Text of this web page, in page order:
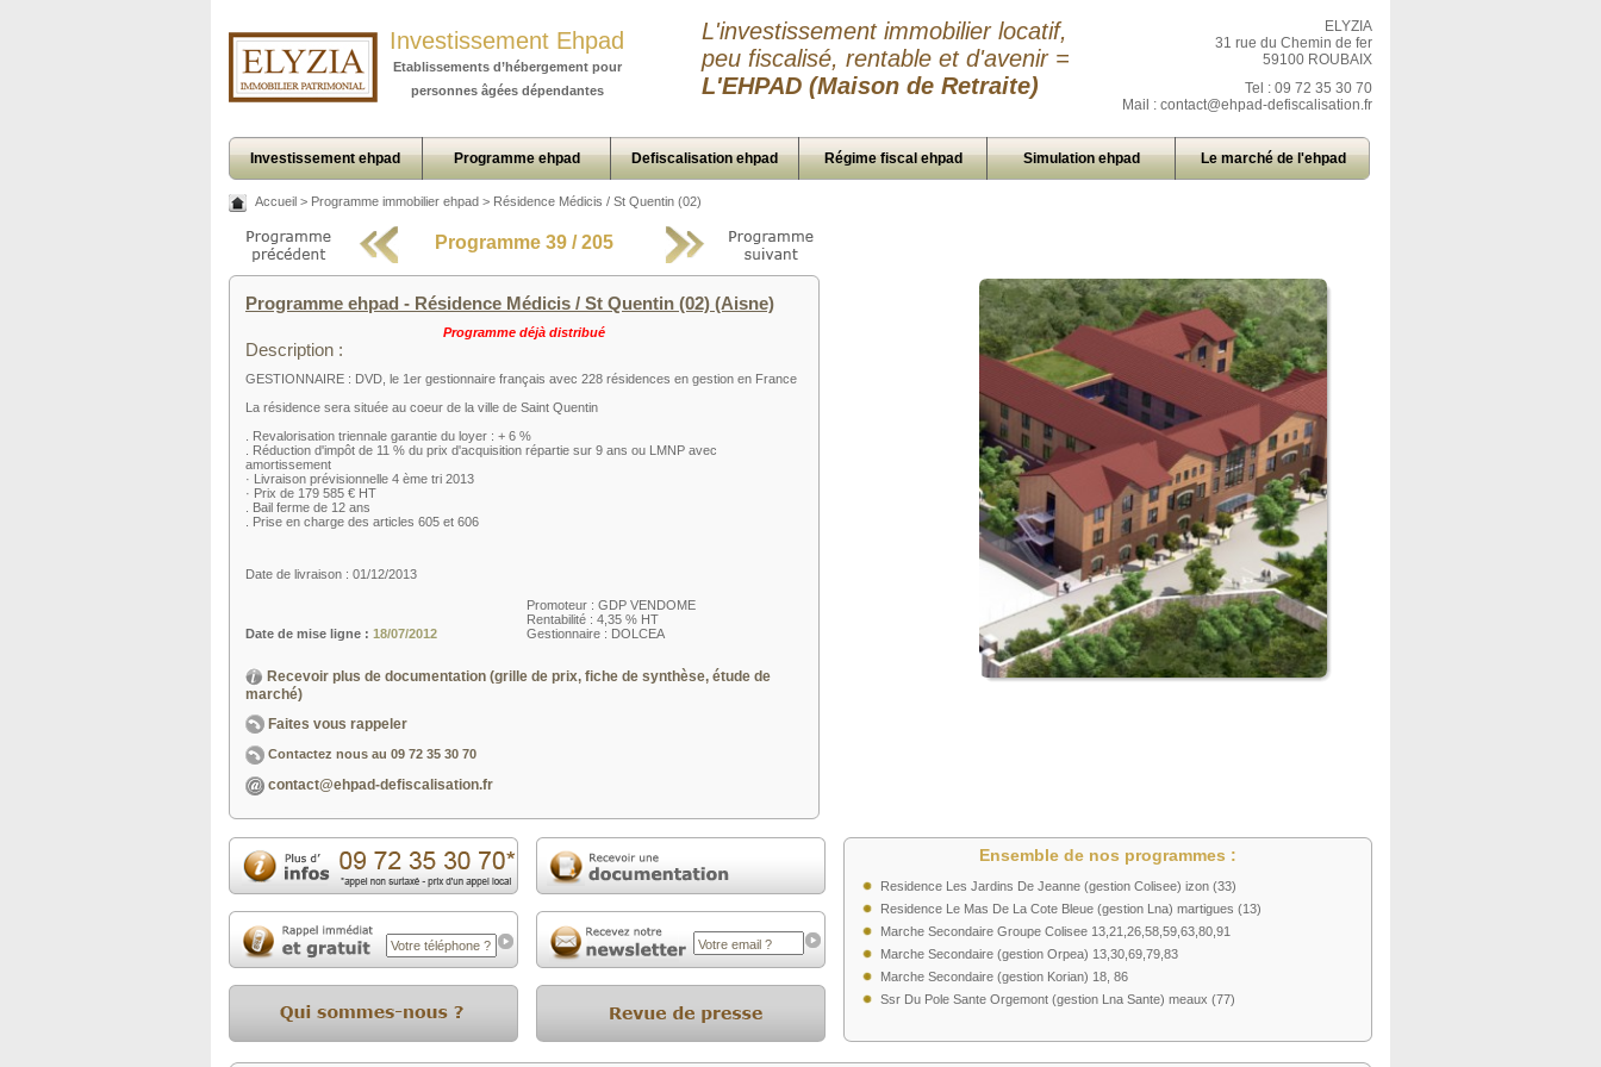
Investissement Ehpad
Etablissements d’hébergement pour
personnes âgées dépendantes
L'investissement immobilier locatif,
peu fiscalisé, rentable et d'avenir =
L'EHPAD (Maison de Retraite)
ELYZIA
31 rue du Chemin de fer
59100 ROUBAIX
Tel : 09 72 35 30 70
Mail : contact@ehpad-defiscalisation.fr
Investissement ehpad Programme ehpad Defiscalisation ehpad Régime fiscal ehpad Simulation ehpad Le marché de l'ehpad
Accueil > Programme immobilier ehpad > Résidence Médicis / St Quentin (02)
Programme 39 / 205
Programme ehpad - Résidence Médicis / St Quentin (02) (Aisne)
Programme déjà distribué
Description :
GESTIONNAIRE : DVD, le 1er gestionnaire français avec 228 résidences en gestion en France
La résidence sera située au coeur de la ville de Saint Quentin
. Revalorisation triennale garantie du loyer : + 6 %
. Réduction d'impôt de 11 % du prix d'acquisition répartie sur 9 ans ou LMNP avec
amortissement
· Livraison prévisionnelle 4 ème tri 2013
· Prix de 179 585 € HT
. Bail ferme de 12 ans
. Prise en charge des articles 605 et 606
Date de livraison : 01/12/2013
Date de mise ligne : 18/07/2012
Promoteur : GDP VENDOME
Rentabilité : 4,35 % HT
Gestionnaire : DOLCEA
Recevoir plus de documentation (grille de prix, fiche de synthèse, étude de
marché)
Faites vous rappeler
Contactez nous au 09 72 35 30 70
contact@ehpad-defiscalisation.fr
Ensemble de nos programmes :
Residence Les Jardins De Jeanne (gestion Colisee) izon (33)
Residence Le Mas De La Cote Bleue (gestion Lna) martigues (13)
Marche Secondaire Groupe Colisee 13,21,26,58,59,63,80,91
Marche Secondaire (gestion Orpea) 13,30,69,79,83
Marche Secondaire (gestion Korian) 18, 86
Ssr Du Pole Sante Orgemont (gestion Lna Sante) meaux (77)